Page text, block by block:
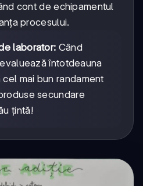
cont de echipamentul
procesului.
laborator: Când
întotdeauna
mai bun randament
secundare
țintă!